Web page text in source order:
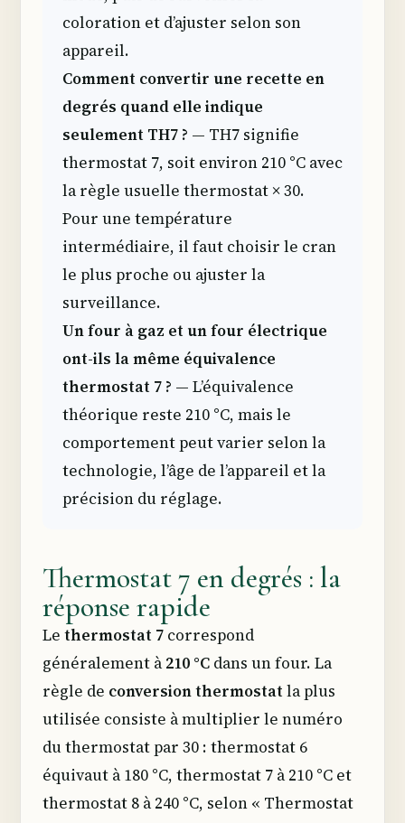
coloration et d’ajuster selon son
appareil.
Comment convertir une recette en
degrés quand elle indique
seulement TH7 ? — TH7 signifie
thermostat 7, soit environ 210 °C avec
la règle usuelle thermostat × 30.
Pour une température
intermédiaire, il faut choisir le cran
le plus proche ou ajuster la
surveillance.
Un four à gaz et un four électrique
ont-ils la même équivalence
thermostat 7 ? — L’équivalence
théorique reste 210 °C, mais le
comportement peut varier selon la
technologie, l’âge de l’appareil et la
précision du réglage.
Thermostat 7 en degrés : la
réponse rapide
Le thermostat 7 correspond
généralement à210 °C dans un four. La
règle de conversion thermostat la plus
utilisée consiste à multiplier le numéro
du thermostat par 30 : thermostat 6
équivaut à 180 °C, thermostat 7 à 210 °C et
thermostat 8 à 240 °C, selon « Thermostat